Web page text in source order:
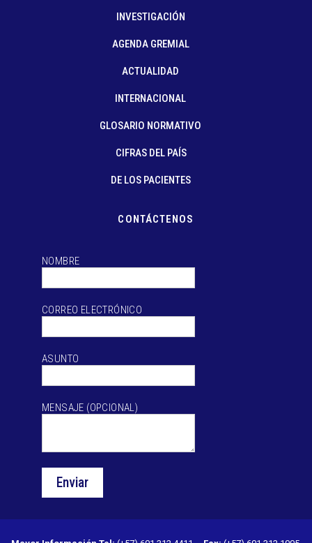
INVESTIGACIÓN
AGENDA GREMIAL
ACTUALIDAD
INTERNACIONAL
GLOSARIO NORMATIVO
CIFRAS DEL PAÍS
DE LOS PACIENTES
CONTÁCTENOS
NOMBRE
CORREO ELECTRÓNICO
ASUNTO
MENSAJE (OPCIONAL)